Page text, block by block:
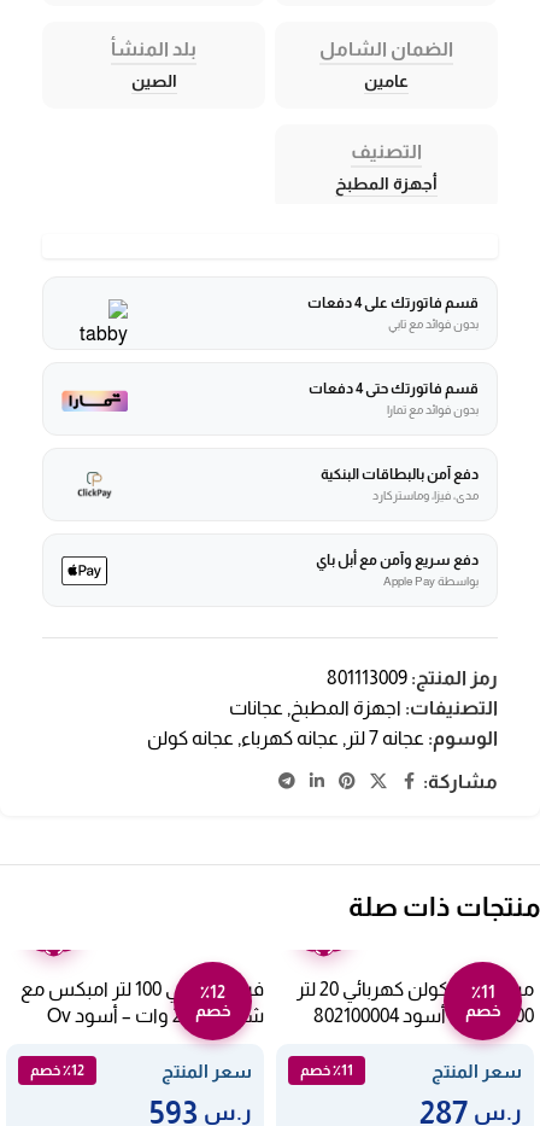
الضمان الشامل
عامين
بلد المنشأ
الصين
التصنيف
أجهزة المطبخ
قسم فاتورتك على 4 دفعات
بدون فوائد مع تابي
قسم فاتورتك حتى 4 دفعات
بدون فوائد مع تمارا
دفع آمن بالبطاقات البنكية
مدى، فيزا، وماستركارد
دفع سريع وآمن مع أبل باي
بواسطة Apple Pay
رمز المنتج: 801113009
التصنيفات: اجهزة المطبخ , عجانات
الوسوم: عجانه 7 لتر , عجانه كهرباء, عجانه كولن
مشاركة:
منتجات ذات صلة
٪11
خصم
ميكروويف كولن كهربائي 20 لتر
1100 وات – أسود 802100004
سعر المنتج ٪11 خصم
ر.س
٪12
خصم
فرن كهربائي 100 لتر امبكس مع
شواية 2200 وات – أسود Ov
2904
سعر المنتج
٪12 خصم
ر.س